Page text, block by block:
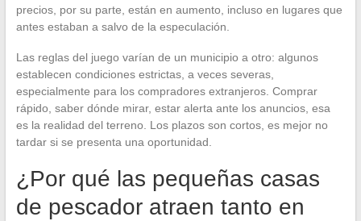
precios, por su parte, están en aumento, incluso en lugares que
antes estaban a salvo de la especulación.
Las reglas del juego varían de un municipio a otro: algunos
establecen condiciones estrictas, a veces severas,
especialmente para los compradores extranjeros. Comprar
rápido, saber dónde mirar, estar alerta ante los anuncios, esa
es la realidad del terreno. Los plazos son cortos, es mejor no
tardar si se presenta una oportunidad.
¿Por qué las pequeñas casas
de pescador atraen tanto en